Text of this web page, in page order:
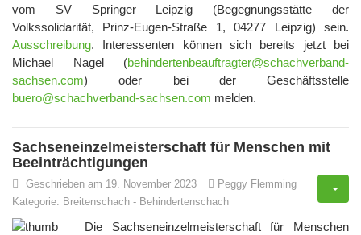
vom SV Springer Leipzig (Begegnungsstätte der
Volkssolidarität, Prinz-Eugen-Straße 1, 04277 Leipzig) sein.
Ausschreibung. Interessenten können sich bereits jetzt bei
Michael Nagel (behindertenbeauftragter@schachverband-
sachsen.com) oder bei der Geschäftsstelle
buero@schachverband-sachsen.com melden.
Sachseneinzelmeisterschaft für Menschen mit
Beeinträchtigungen
Geschrieben am 19. November 2023
Peggy Flemming
Kategorie: Breitenschach - Behindertenschach
Die Sachseneinzelmeisterschaft für Menschen